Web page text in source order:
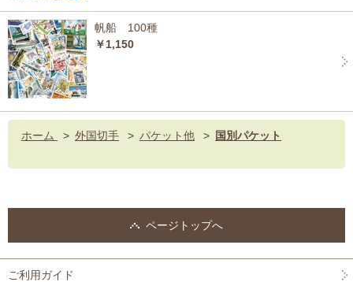
帆船 100種
￥1,150
ホーム > 外国切手 > パケット他 > 国別パケット
ページトップへ
ご利用ガイド